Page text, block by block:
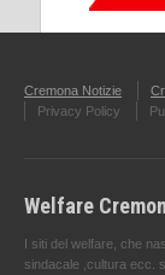
Cremona Notizie
Privacy Policy
Welfare
I siti del welfare, che
sindacale ,cultura ecc.